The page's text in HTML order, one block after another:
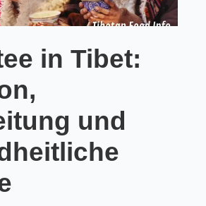
in Tibet:
und